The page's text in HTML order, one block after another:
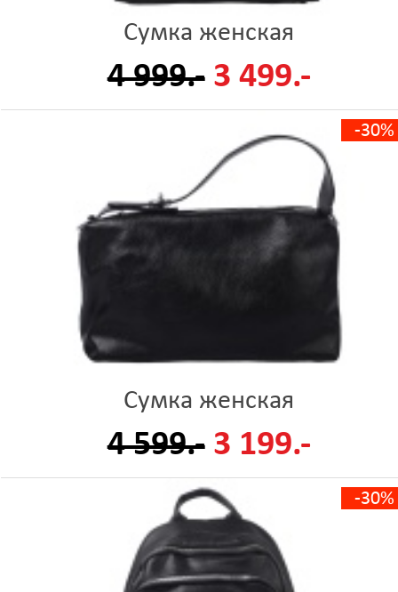
Сумка женская
4 999.- 3 499.-
-30%
Сумка женская
4 599.- 3 199.-
-30%